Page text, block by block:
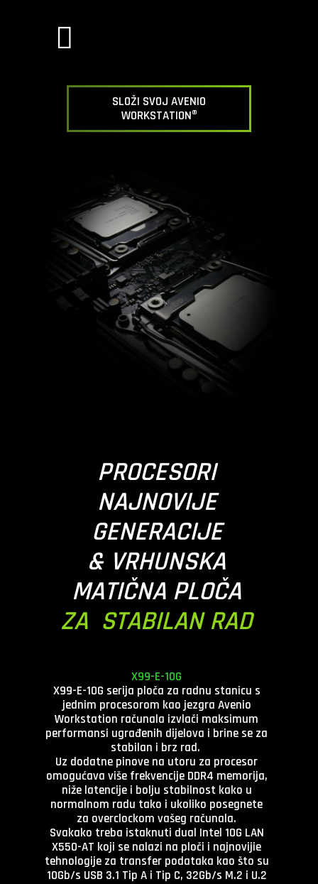
SLOŽI SVOJ AVENIO
WORKSTATION®
PROCESORI
NAJNOVIJE
GENERACIJE
& VRHUNSKA
MATIČNA PLOČA
ZA STABILAN RAD
X99-E-10G
X99-E-10G serija ploča za radnu stanicu s
jednim procesorom kao jezgra Avenio
Workstation računala izvlači maksimum
performansi ugrađenih dijelova i brine se za
stabilan i brz rad.
Uz dodatne pinove na utoru za procesor
omogućava više frekvencije DDR4 memorija,
niže latencije i bolju stabilnost kako u
normalnom radu tako i ukoliko posegnete
za overclockom vašeg računala.
Svakako treba istaknuti dual Intel 10G LAN
X550-AT koji se nalazi na ploči i najnovijie
tehnologije za transfer podataka kao što su
10Gb/s USB 3.1 Tip A i Tip C, 32Gb/s M.2 i U.2